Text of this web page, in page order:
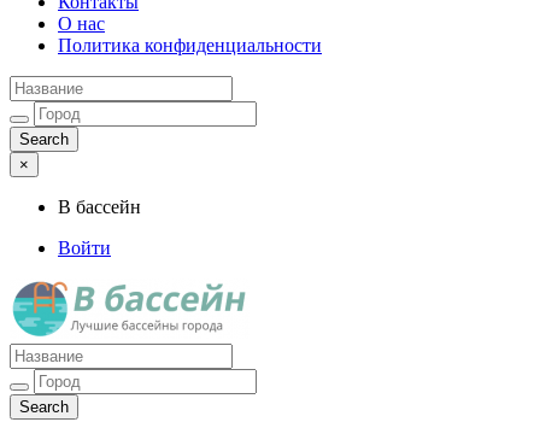
О нас
Политика конфиденциальности
×
В бассейн
Войти
Лучшие бассейны города